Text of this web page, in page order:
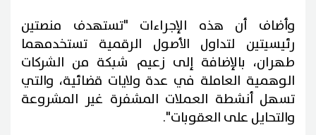
وأضاف أن هذه الإجراءات "تستهدف منصتين
رئيسيتين لتداول الأصول الرقمية تستخدمهما
طهران، بالإضافة إلى زعيم شبكة من الشركات
الوهمية العاملة في عدة ولايات قضائية، والتي
تسهل أنشطة العملات المشفرة غير المشروعة
والتحايل على العقوبات".